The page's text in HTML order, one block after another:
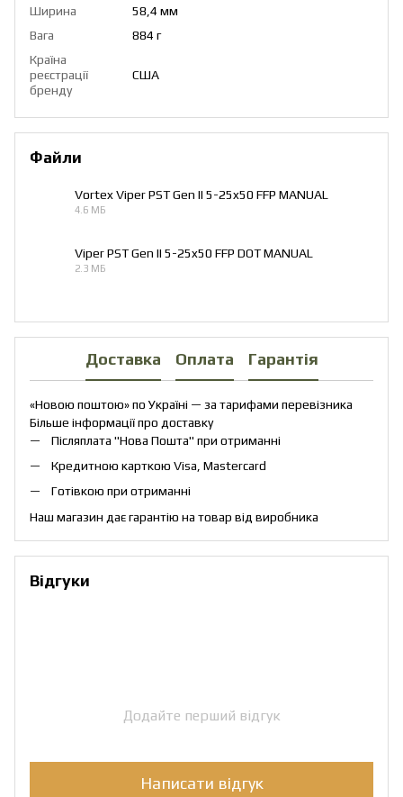
Ширина
58,4 мм
Вага
884 г
Країна
реєстрації
бренду
США
Файли
Vortex Viper PST Gen II 5-25x50 FFP MANUAL
4.6 МБ
Viper PST Gen II 5-25x50 FFP DOT MANUAL
2.3 МБ
Доставка Оплата Гарантія
«Новою поштою» по Україні — за тарифами перевізника
Більше інформації про доставку
Післяплата "Нова Пошта" при отриманні
Кредитною карткою Visa, Mastercard
Готівкою при отриманні
Наш магазин дає гарантію на товар від виробника
Відгуки
Додайте перший відгук
Написати відгук